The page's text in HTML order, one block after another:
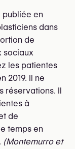
publiée en
dans
de
sociaux
les patientes
2019. Il ne
Il
à
de
temps en
(Montemurro et